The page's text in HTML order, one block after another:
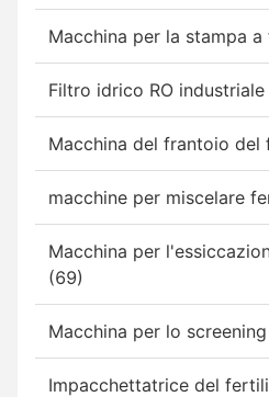
Macchina per la stampa
Filtro idrico RO industriale
Macchina del frantoio
macchine per miscelare
Macchina per
(69)
Macchina per lo
Impacchettatrice del